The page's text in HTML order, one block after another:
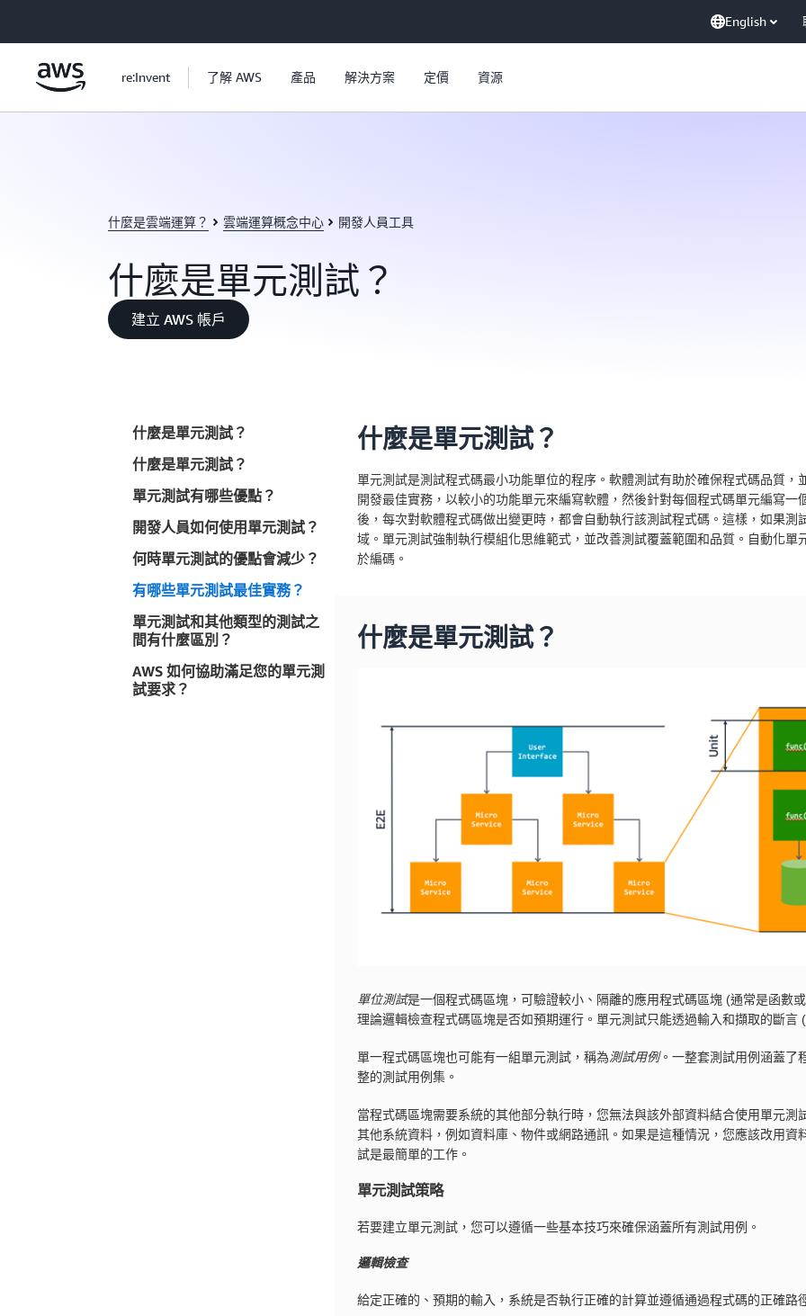
English
re:Invent 了解 AWS 產品 解決方案 定價 資源
什麼是雲端運算？ 雲端運算概念中心 開發人員工具
什麼是單元測試？
建立 AWS 帳戶
什麼是單元測試？
什麼是單元測試？
單元測試有哪些優點？
開發人員如何使用單元測試？
何時單元測試的優點會減少？
有哪些單元測試最佳實務？
單元測試和其他類型的測試之
間有什麼區別？
AWS 如何協助滿足您的單元測
試要求？
什麼是單元測試？
單元測試是測試程式碼最小功能單位的程序。軟體測試有助於確保程式碼品質
開發最佳實務，以較小的功能單元來編寫軟體，然後針對每個程式碼單元編寫
後，每次對軟體程式碼做出變更時，都會自動執行該測試程式碼。這樣，如果
域。單元測試強制執行模組化思維範式，並改善測試覆蓋範圍和品質。自動化
於編碼。
什麼是單元測試？
單位測試是一個程式碼區塊，可驗證較小、隔離的應用程式碼區塊 (通常是函數
理論邏輯檢查程式碼區塊是否如預期運行。單元測試只能透過輸入和擷取的斷言
單一程式碼區塊也可能有一組單元測試，稱為測試用例。一整套測試用例涵蓋了
整的測試用例集。
當程式碼區塊需要系統的其他部分執行時，您無法與該外部資料結合使用單元
其他系統資料，例如資料庫、物件或網路通訊。如果是這種情況，您應該改用資
試是最簡單的工作。
單元測試策略
若要建立單元測試，您可以遵循一些基本技巧來確保涵蓋所有測試用例。
邏輯檢查
給定正確的、預期的輸入，系統是否執行正確的計算並遵循通過程式碼的正確路